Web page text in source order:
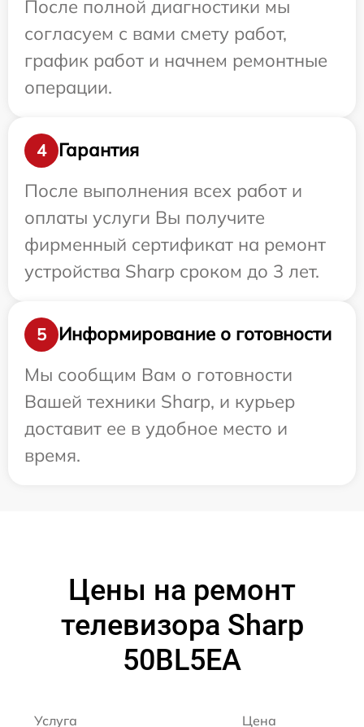
После полной диагностики мы
согласуем с вами смету работ,
график работ и начнем ремонтные
операции.
4
Гарантия
После выполнения всех работ и
оплаты услуги Вы получите
фирменный сертификат на ремонт
устройства Sharp сроком до 3 лет.
5
Информирование о готовности
Мы сообщим Вам о готовности
Вашей техники Sharp, и курьер
доставит ее в удобное место и
время.
Цены на ремонт
телевизора Sharp
50BL5EA
Услуга Цена